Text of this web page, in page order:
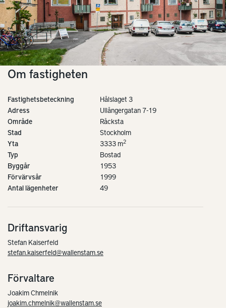
Om fastigheten
Fastighetsbeteckning
Hålslaget 3
Adress
Ullångergatan 7-19
Område
Råcksta
Stad
Stockholm
Yta
3333 m2
Typ
Bostad
Byggår
1953
Förvärvsår
1999
Antal lägenheter
49
Driftansvarig
Stefan Kaiserfeld
stefan.kaiserfeld@wallenstam.se
Förvaltare
Joakim Chmelnik
joakim.chmelnik@wallenstam.se